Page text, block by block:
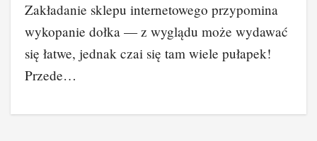
Zakładanie sklepu internetowego przypomina
wykopanie dołka — z wyglądu może wydawać
się łatwe, jednak czai się tam wiele pułapek!
Przede…